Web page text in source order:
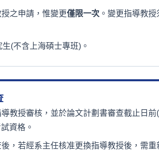
之申請，惟變更僅限一次。變更指導教授
(不含上海碩士專班)。
教授審核，並於論文計劃書審查截止日前(
資格。
，若經系主任核准更換指導教授後，需重